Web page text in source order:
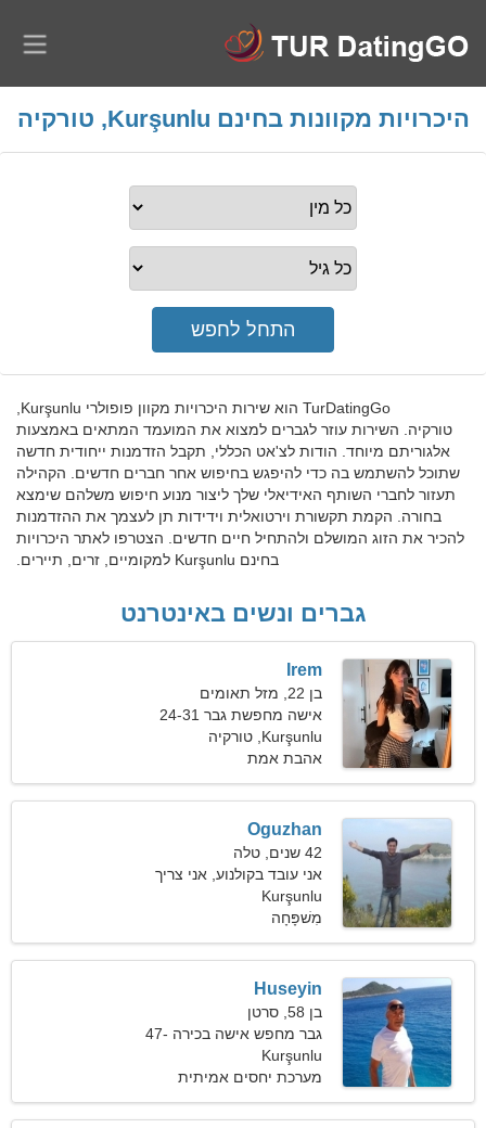
היכרויות מקוונות בחינם Kurşunlu, טורקיה
טורקיה. השירות עוזר לגברים למצוא את המועמד המתאים באמצעות
אלגוריתם מיוחד. הודות לצ'אט הכללי, תקבל הזדמנות ייחודית חדשה
שתוכל להשתמש בה כדי להיפגש בחיפוש אחר חברים חדשים. הקהילה
תעזור לחברי השותף האידיאלי שלך ליצור מנוע חיפוש משלהם שימצא
בחורה. הקמת תקשורת וירטואלית וידידות תן לעצמך את ההזדמנות
להכיר את הזוג המושלם ולהתחיל חיים חדשים. הצטרפו לאתר היכרויות
בחינם Kurşunlu למקומיים, זרים, תיירים.
גברים ונשים באינטרנט
Irem
בן 22, מזל תאומים
אישה מחפשת גבר 24-31
Kurşunlu, טורקיה
אהבת אמת
Oguzhan
42 שנים, טלה
אני עובד בקולנוע, אני צריך
אישה רגישה
Kurşunlu
מִשׁפָּחָה
Huseyin
בן 58, סרטן
גבר מחפש אישה בכירה 47-
56
Kurşunlu
מערכת יחסים אמיתית